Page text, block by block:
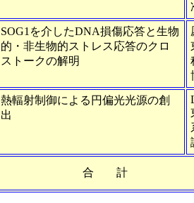
SOG1を介したDNA損傷応答と生物
的・非生物的ストレス応答のクロ
ストークの解明
熱輻射制御による円偏光光源の創
出
合 計